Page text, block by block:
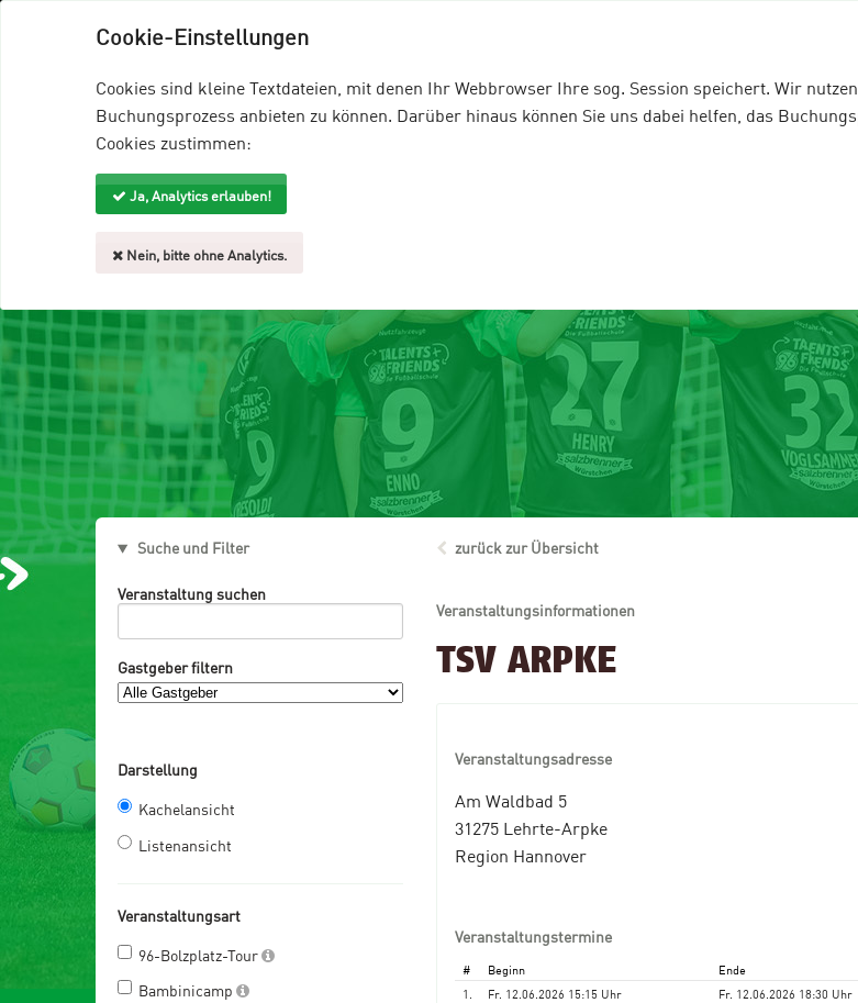
Cookie-Einstellungen
Cookies sind kleine Textdateien, mit denen Ihr Webbrowser Ihre sog. Session speichert. Wir
Buchungsprozess anbieten zu können. Darüber hinaus können Sie uns dabei helfen, das
Cookies zustimmen:
Ja, Analytics erlauben!
Nein, bitte ohne Analytics.
Suche und Filter
Veranstaltung suchen
Gastgeber filtern
Darstellung
Kachelansicht
Listenansicht
Veranstaltungsart
96-Bolzplatz-Tour
Bambinicamp
zurück zur Übersicht
Veranstaltungsinformationen
TSV ARPKE
Veranstaltungsadresse
Am Waldbad 5
31275 Lehrte-Arpke
Region Hannover
Veranstaltungstermine
# Beginn
Ende
1.
Fr. 12.06.2026 15:15 Uhr
Fr. 12.06.2026 18:30 Uhr